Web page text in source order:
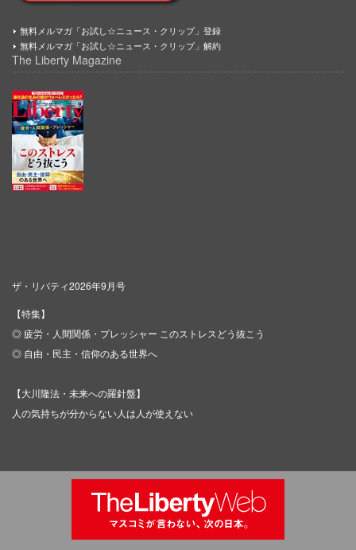
無料メルマガ「お試し☆ニュース・クリップ」登録
無料メルマガ「お試し☆ニュース・クリップ」解約
The Liberty Magazine
ザ・リバティ2026年9月号
【特集】
◎ 疲労・人間関係・プレッシャー このストレスどう抜こう
◎ 自由・民主・信仰のある世界へ
【大川隆法・未来への羅針盤】
人の気持ちが分からない人は人が使えない